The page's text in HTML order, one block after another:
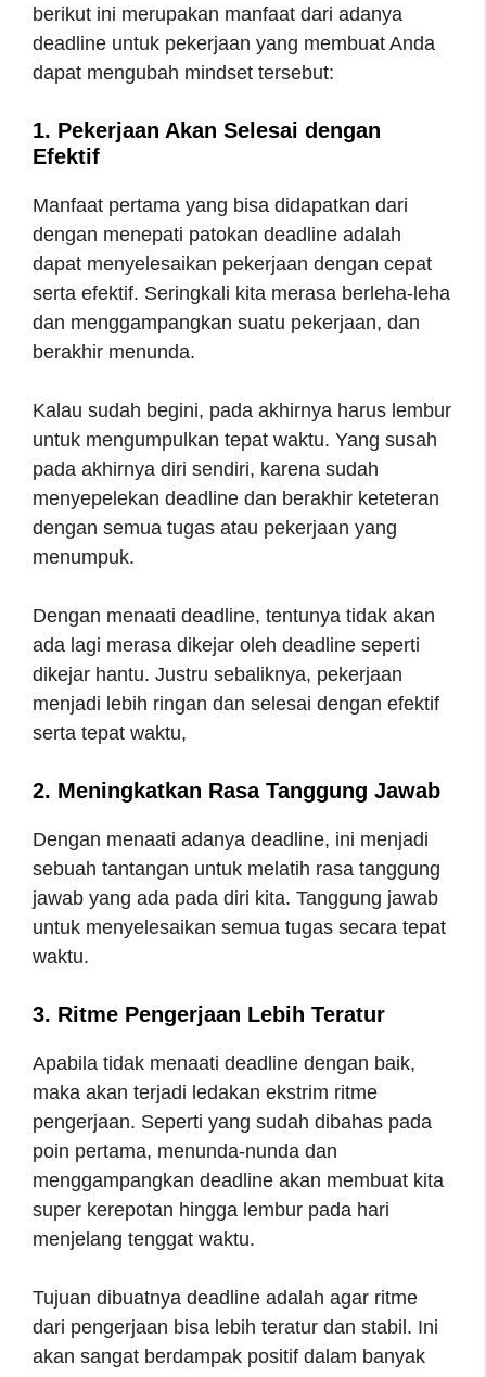
berikut ini merupakan manfaat dari adanya
deadline untuk pekerjaan yang membuat Anda
dapat mengubah mindset tersebut:
1. Pekerjaan Akan Selesai dengan
Efektif
Manfaat pertama yang bisa didapatkan dari
dengan menepati patokan deadline adalah
dapat menyelesaikan pekerjaan dengan cepat
serta efektif. Seringkali kita merasa berleha-leha
dan menggampangkan suatu pekerjaan, dan
berakhir menunda.
Kalau sudah begini, pada akhirnya harus lembur
untuk mengumpulkan tepat waktu. Yang susah
pada akhirnya diri sendiri, karena sudah
menyepelekan deadline dan berakhir keteteran
dengan semua tugas atau pekerjaan yang
menumpuk.
Dengan menaati deadline, tentunya tidak akan
ada lagi merasa dikejar oleh deadline seperti
dikejar hantu. Justru sebaliknya, pekerjaan
menjadi lebih ringan dan selesai dengan efektif
serta tepat waktu,
2. Meningkatkan Rasa Tanggung Jawab
Dengan menaati adanya deadline, ini menjadi
sebuah tantangan untuk melatih rasa tanggung
jawab yang ada pada diri kita. Tanggung jawab
untuk menyelesaikan semua tugas secara tepat
waktu.
3. Ritme Pengerjaan Lebih Teratur
Apabila tidak menaati deadline dengan baik,
maka akan terjadi ledakan ekstrim ritme
pengerjaan. Seperti yang sudah dibahas pada
poin pertama, menunda-nunda dan
menggampangkan deadline akan membuat kita
super kerepotan hingga lembur pada hari
menjelang tenggat waktu.
Tujuan dibuatnya deadline adalah agar ritme
dari pengerjaan bisa lebih teratur dan stabil. Ini
akan sangat berdampak positif dalam banyak